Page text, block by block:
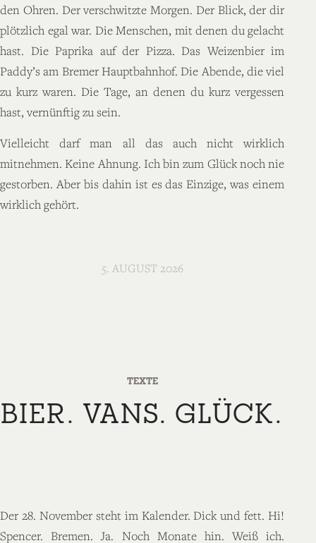
den Ohren. Der verschwitzte Morgen. Der Blick, der dir
plötzlich egal war. Die Menschen, mit denen du gelacht
hast. Die Paprika auf der Pizza. Das Weizenbier im
Paddy’s am Bremer Hauptbahnhof. Die Abende, die viel
zu kurz waren. Die Tage, an denen du kurz vergessen
hast, vernünftig zu sein.
Vielleicht darf man all das auch nicht wirklich
mitnehmen. Keine Ahnung. Ich bin zum Glück noch nie
gestorben. Aber bis dahin ist es das Einzige, was einem
wirklich gehört.
5. AUGUST 2026
TEXTE
BIER. VANS. GLÜCK.
Der 28. November steht im Kalender. Dick und fett. Hi!
Spencer. Bremen. Ja. Noch Monate hin. Weiß ich.